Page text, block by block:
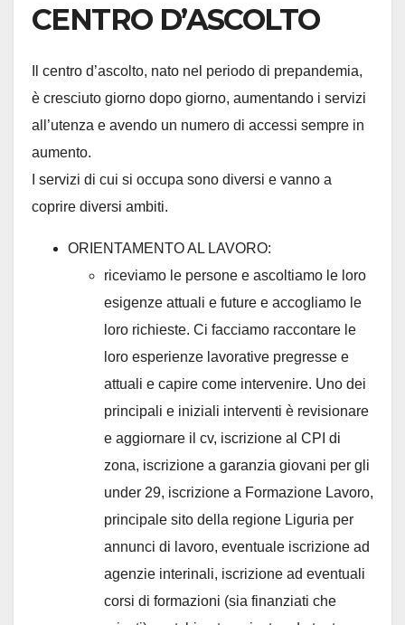
CENTRO D’ASCOLTO
Il centro d’ascolto, nato nel periodo di prepandemia,
è cresciuto giorno dopo giorno, aumentando i servizi
all’utenza e avendo un numero di accessi sempre in
aumento.
I servizi di cui si occupa sono diversi e vanno a
coprire diversi ambiti.
ORIENTAMENTO AL LAVORO:
riceviamo le persone e ascoltiamo le loro
esigenze attuali e future e accogliamo le
loro richieste. Ci facciamo raccontare le
loro esperienze lavorative pregresse e
attuali e capire come intervenire. Uno dei
principali e iniziali interventi è revisionare
e aggiornare il cv, iscrizione al CPI di
zona, iscrizione a garanzia giovani per gli
under 29, iscrizione a Formazione Lavoro,
principale sito della regione Liguria per
annunci di lavoro, eventuale iscrizione ad
agenzie interinali, iscrizione ad eventuali
corsi di formazioni (sia finanziati che